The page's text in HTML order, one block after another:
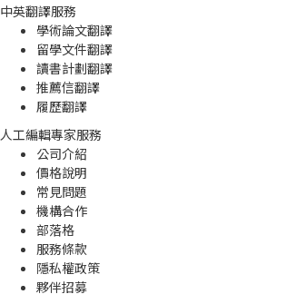
中英翻譯服務
學術論文翻譯
留學文件翻譯
讀書計劃翻譯
推薦信翻譯
履歷翻譯
人工編輯專家服務
公司介紹
價格說明
常見問題
機構合作
部落格
服務條款
隱私權政策
夥伴招募